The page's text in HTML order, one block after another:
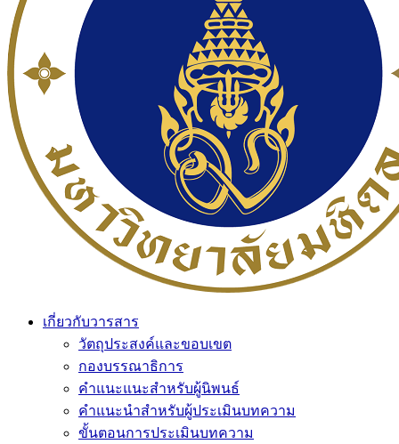
เกี่ยวกับวารสาร
วัตถุประสงค์และขอบเขต
กองบรรณาธิการ
คำแนะแนะสำหรับผู้นิพนธ์
คำแนะนำสำหรับผู้ประเมินบทความ
ขั้นตอนการประเมินบทความ